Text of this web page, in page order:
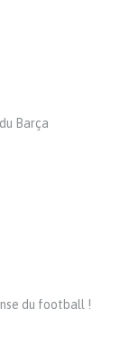
Barça
du football !